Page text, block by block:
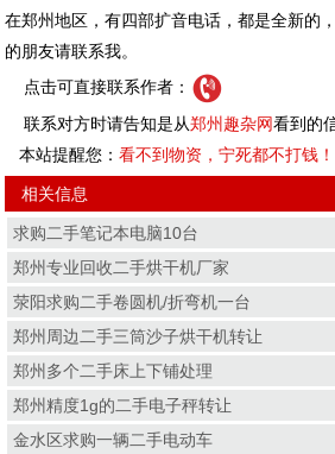
在郑州地区，有四部扩音电话，都是全新的
的朋友请联系我。
点击可直接联系作者：
联系对方时请告知是从郑州趣杂网看到的
本站提醒您：看不到物资，宁死都不打钱！
相关信息
求购二手笔记本电脑10台
郑州专业回收二手烘干机厂家
荥阳求购二手卷圆机/折弯机一台
郑州周边二手三筒沙子烘干机转让
郑州多个二手床上下铺处理
郑州精度1g的二手电子秤转让
金水区求购一辆二手电动车